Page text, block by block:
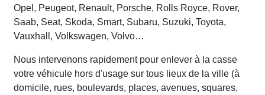
Opel, Peugeot, Renault, Porsche, Rolls Royce, Rover,
Saab, Seat, Skoda, Smart, Subaru, Suzuki, Toyota,
Vauxhall, Volkswagen, Volvo…
Nous intervenons rapidement pour enlever à la casse
votre véhicule hors d'usage sur tous lieux de la ville (à
domicile, rues, boulevards, places, avenues, squares,